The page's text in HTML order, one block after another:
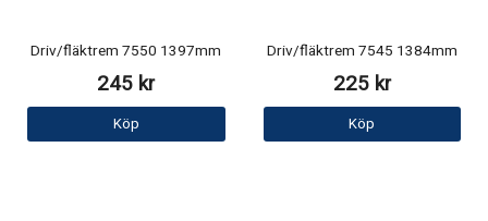
Driv/fläktrem 7550 1397mm
245 kr
Köp
Driv/fläktrem 7545 1384mm
225 kr
Köp